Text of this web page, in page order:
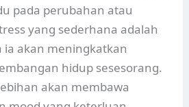
pada perubahan atau
yang sederhana adalah
ia akan meningkatkan
hidup sesesorang.
akan membawa